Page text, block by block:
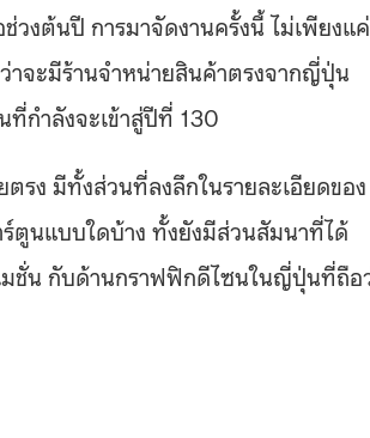
วงต้นปี การมาจัดงานครั้งนี้ ไม่เพียงแค่
าจะมีร้านจำหน่ายสินค้าตรงจากญี่ปุ่น
กำลังจะเข้าสู่ปีที่ 130
ง มีทั้งส่วนที่ลงลึกในรายละเอียดของ
ตูนแบบใดบ้าง ทั้งยังมีส่วนสัมนาที่ได้
มชั่น กับด้านกราฟฟิกดีไซนในญี่ปุ่นที่ถือ